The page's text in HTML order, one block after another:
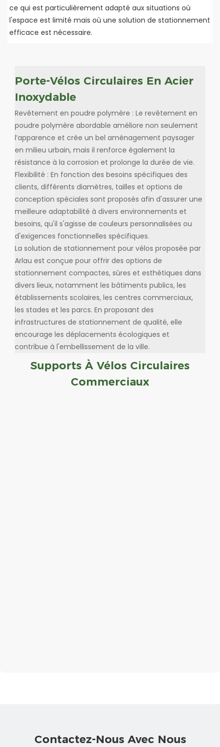
ce qui est particulièrement adapté aux situations où
l'espace est limité mais où une solution de stationnement
efficace est nécessaire.
Porte-Vélos Circulaires En Acier
Inoxydable
Revêtement en poudre polymère : Le revêtement en
poudre polymère abordable améliore non seulement
l’apparence et crée un bel aménagement paysager
en milieu urbain, mais il renforce également la
résistance à la corrosion et prolonge la durée de vie.
Flexibilité : En fonction des besoins spécifiques des
clients, différents diamètres, tailles et options de
conception spéciales sont proposés afin d'assurer une
meilleure adaptabilité à divers environnements et
besoins, qu'il s'agisse de couleurs personnalisées ou
d'exigences fonctionnelles spécifiques.
La solution de stationnement pour vélos proposée par
Arlau est conçue pour offrir des options de
stationnement compactes, sûres et esthétiques dans
divers lieux, notamment les bâtiments publics, les
établissements scolaires, les centres commerciaux,
les stades et les parcs. En proposant des
infrastructures de stationnement de qualité, elle
encourage les déplacements écologiques et
contribue à l'embellissement de la ville.
Supports À Vélos Circulaires
Commerciaux
Contactez-Nous Avec Nous